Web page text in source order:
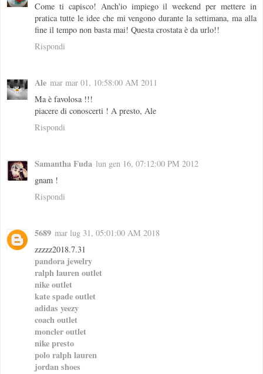
Come ti capisco! Anch'io impiego il weekend per mettere in
pratica tutte le idee che mi vengono durante la settimana, ma alla
fine il tempo non basta mai! Questa crostata è da urlo!!
Rispondi
Ale mar mar 01, 10:58:00 AM 2011
Ma è favolosa !!!
piacere di conoscerti ! A presto, Ale
Rispondi
Samantha Fuda lun gen 16, 07:12:00 PM 2012
gnam !
Rispondi
5689 mar lug 31, 05:01:00 AM 2018
zzzzz2018.7.31
pandora jewelry
ralph lauren outlet
nike outlet
kate spade outlet
adidas yeezy
coach outlet
moncler outlet
nike presto
polo ralph lauren
jordan shoes